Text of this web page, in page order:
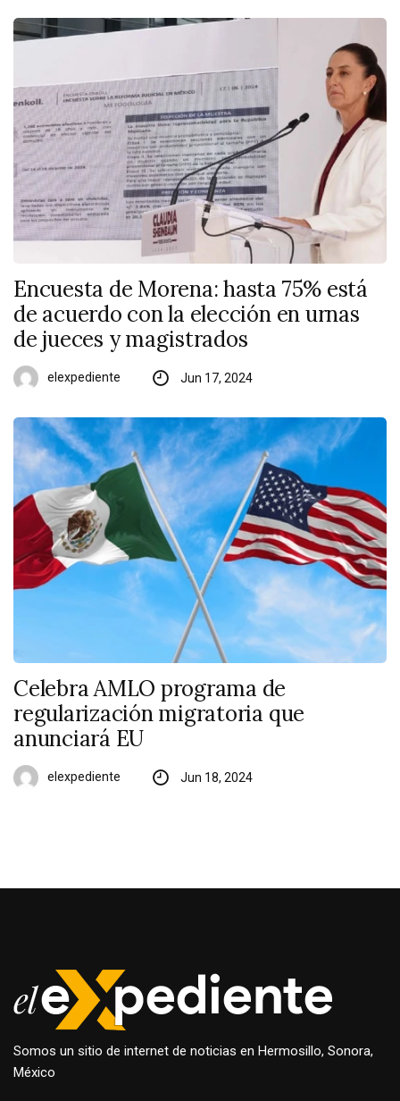
Encuesta de Morena: hasta 75% está
de acuerdo con la elección en urnas
de jueces y magistrados
elexpediente Jun 17, 2024
Celebra AMLO programa de
regularización migratoria que
anunciará EU
elexpediente Jun 18, 2024
Somos un sitio de internet de noticias en Hermosillo, Sonora,
México